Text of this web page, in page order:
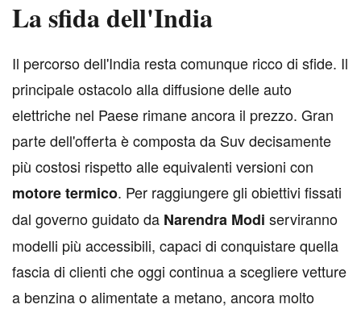
La sfida dell'India
Il percorso dell'India resta comunque ricco di sfide. Il
principale ostacolo alla diffusione delle auto
elettriche nel Paese rimane ancora il prezzo. Gran
parte dell'offerta è composta da Suv decisamente
più costosi rispetto alle equivalenti versioni con
motoretermico. Per raggiungere gli obiettivi fissati
dal governo guidato da Narendra Modi serviranno
modelli più accessibili, capaci di conquistare quella
fascia di clienti che oggi continua a scegliere vetture
a benzina o alimentate a metano, ancora molto